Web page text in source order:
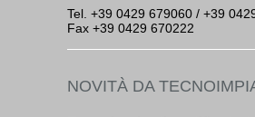
Tel. +39 0429 679060 / +39
Fax +39 0429 670222
NOVITÀ DA